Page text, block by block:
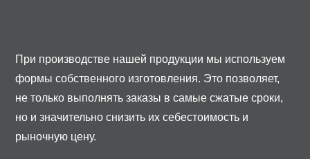
При производстве нашей продукции мы используем
формы собственного изготовления. Это позволяет,
не только выполнять заказы в самые сжатые сроки,
но и значительно снизить их себестоимость и
рыночную цену.